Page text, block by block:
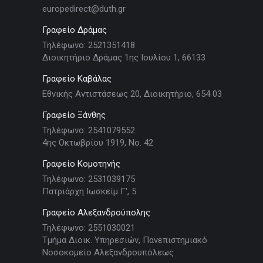
europedirect@duth.gr
Γραφείο Δράμας
Τηλέφωνο: 2521351418
Διοικητήριο Δράμας 1ης Ιουλίου 1, 66133
Γραφείο Καβάλας
Εθνικής Αντιστάσεως 20, Διοικητήριο, 654 03
Γραφείο Ξάνθης
Τηλέφωνο: 2541079552
4ης Οκτωβρίου 1919, Νο. 42
Γραφείο Κομοτηνής
Τηλέφωνο: 2531039175
Πατριάρχη Ιωσκείμ Γ', 5
Γραφείο Αλεξανδρούπολης
Τηλέφωνο: 2551030021
Τμήμα Διοικ. Υπηρεσιών, Πανεπιστημιακό
Νοσοκομείο Αλεξανδρουπόλεως